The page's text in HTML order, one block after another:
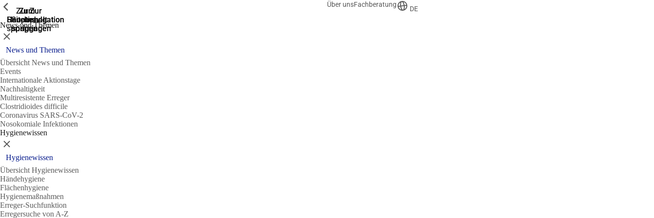
Zur
Suche
springen
Zur
Hauptnavigation
springen
Zur
Hauptnavigation
springen
Zum
Hauptinhalt
springen
Zum
Seitenende
springen
Über unsFachberatung
DE
News und Themen
Zeige vorherige
Schließen
News und Themen
Übersicht News und Themen
Events
Internationale Aktionstage
Nachhaltigkeit
Multiresistente Erreger
Clostridioides difficile
Coronavirus SARS-CoV-2
Nosokomiale Infektionen
Hygienewissen
Zeige vorherige
Schließen
Hygienewissen
Übersicht Hygienewissen
Händehygiene
Flächenhygiene
Hygienemaßnahmen
Erreger-Suchfunktion
Erregersuche von A-Z
Zeige vorherige